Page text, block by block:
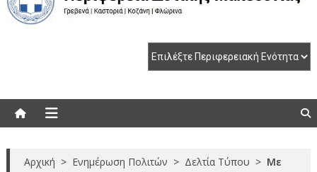
Αρχική > Ενημέρωση Πολιτών > Δελτία Τύπου > Με